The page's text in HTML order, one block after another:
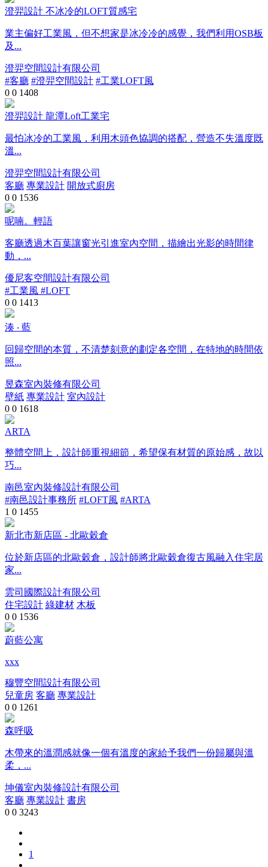
澄羿設計 不冰冷的LOFT質感宅
業主偏好工業風，但不想家是冰冷冷的感覺，我們利用OSB板
及...
澄羿空間設計有限公司
#客廳 #澄羿空間設計 #工業LOFT風
0 0 1408
澄羿設計 龍潭Loft工業宅
最怕冰冷的工業風，利用木頭色協調的搭配，營造不失溫度既
溫...
澄羿空間設計有限公司
客廳 專業設計 開放式廚房
0 0 1536
呢喃。輕語
客廳透過⽊百葉讓窗光引進室內空間，描繪出光影的時間律
動，...
優尼客空間設計有限公司
#工業風 #LOFT
0 0 1413
湊 ‧ 藍
回歸空間的本質，不清楚刻意的劃定各空間，在特地的時間依
照...
昱森室內裝修有限公司
壁紙 專業設計 室內設計
0 0 1618
ARTA
整體空間上，設計師重視細節，希望保有材質的原始感，故以
巧...
南邑室內裝修設計有限公司
#南邑設計事務所 #LOFT風 #ARTA
1 0 1455
新北市新店區 - 北歐穀倉
位於新店區的北歐穀倉，設計師將北歐穀倉復古風融入住宅居
家...
雲司國際設計有限公司
住宅設計 綠建材 木板
0 0 1536
蔚藍公寓
xxx
穆豐空間設計有限公司
兒童房 客廳 專業設計
0 0 1261
森呼吸
木帶來的溫潤感就像一個有溫度的家給予我們一份歸屬與溫
柔，...
坤儀室內裝修設計有限公司
客廳 專業設計 書房
0 0 3243
1